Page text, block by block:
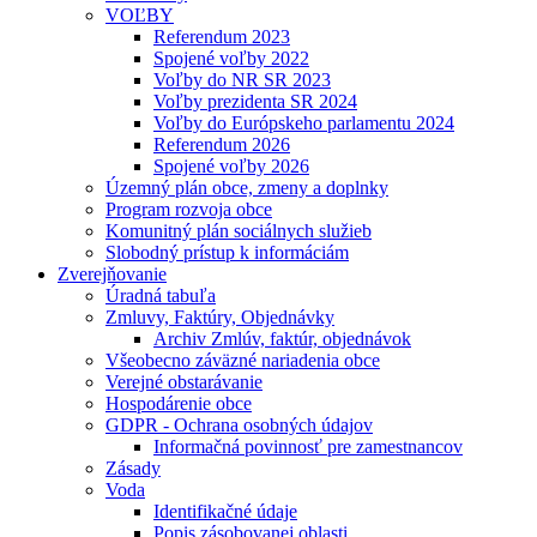
VOĽBY
Referendum 2023
Spojené voľby 2022
Voľby do NR SR 2023
Voľby prezidenta SR 2024
Voľby do Európskeho parlamentu 2024
Referendum 2026
Spojené voľby 2026
Územný plán obce, zmeny a doplnky
Program rozvoja obce
Komunitný plán sociálnych služieb
Slobodný prístup k informáciám
Zverejňovanie
Úradná tabuľa
Zmluvy, Faktúry, Objednávky
Archiv Zmlúv, faktúr, objednávok
Všeobecno záväzné nariadenia obce
Verejné obstarávanie
Hospodárenie obce
GDPR - Ochrana osobných údajov
Informačná povinnosť pre zamestnancov
Zásady
Voda
Identifikačné údaje
Popis zásobovanej oblasti